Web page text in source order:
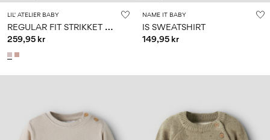
LIL' ATELIER BABY
R
EGULAR FIT STRIKKET CARDIGAN
259,95 kr
NAME IT BABY
IS SWEATSHIRT
149,95 kr